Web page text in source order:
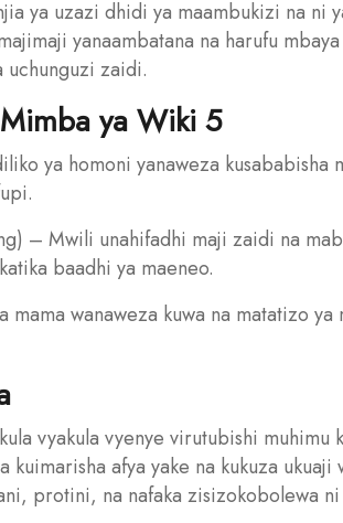
ya uzazi dhidi ya maambukizi na ni
yanaambatana na harufu
uchunguzi zaidi.
ya Wiki 5
ya homoni yanaweza kusababisha
– Mwili unahifadhi maji zaidi na
baadhi ya maeneo.
mama wanaweza kuwa na matatizo ya
vyakula vyenye virutubishi
afya yake na kukuza ukuaji
protini, na nafaka zisizokobolewa